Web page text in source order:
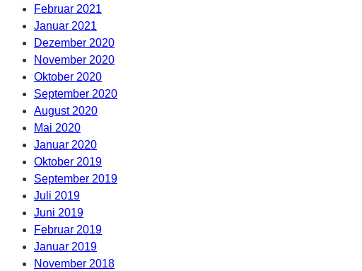
Februar 2021
Januar 2021
Dezember 2020
November 2020
Oktober 2020
September 2020
August 2020
Mai 2020
Januar 2020
Oktober 2019
September 2019
Juli 2019
Juni 2019
Februar 2019
Januar 2019
November 2018